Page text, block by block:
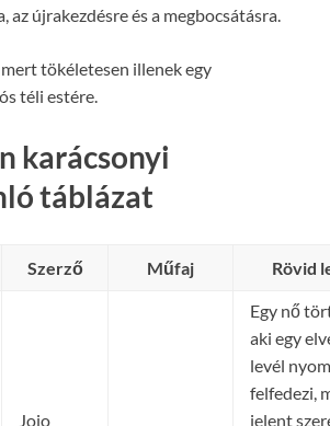
az újrakezdésre és a megbocsátásra.
mert tökéletesen illenek egy
téli estére.
karácsonyi
táblázat
Szerző Műfaj Rövid
Jojo
Egy nő
aki egy
levél
felfedezi,
jelent